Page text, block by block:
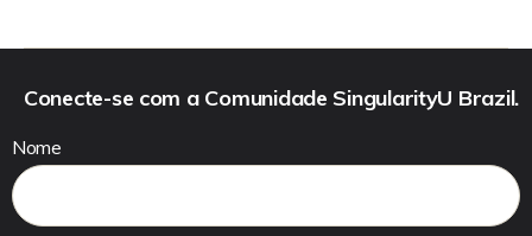
Conecte-se com a Comunidade SingularityU Brazil.
Nome